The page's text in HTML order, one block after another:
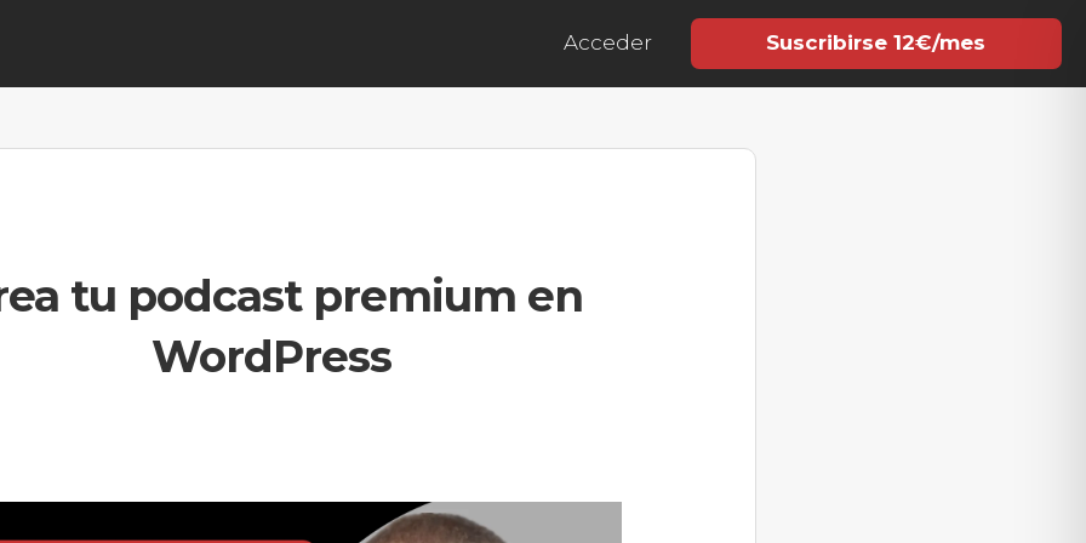
Acceder Suscribirse 12€/mes
tu podcast premium en
WordPress